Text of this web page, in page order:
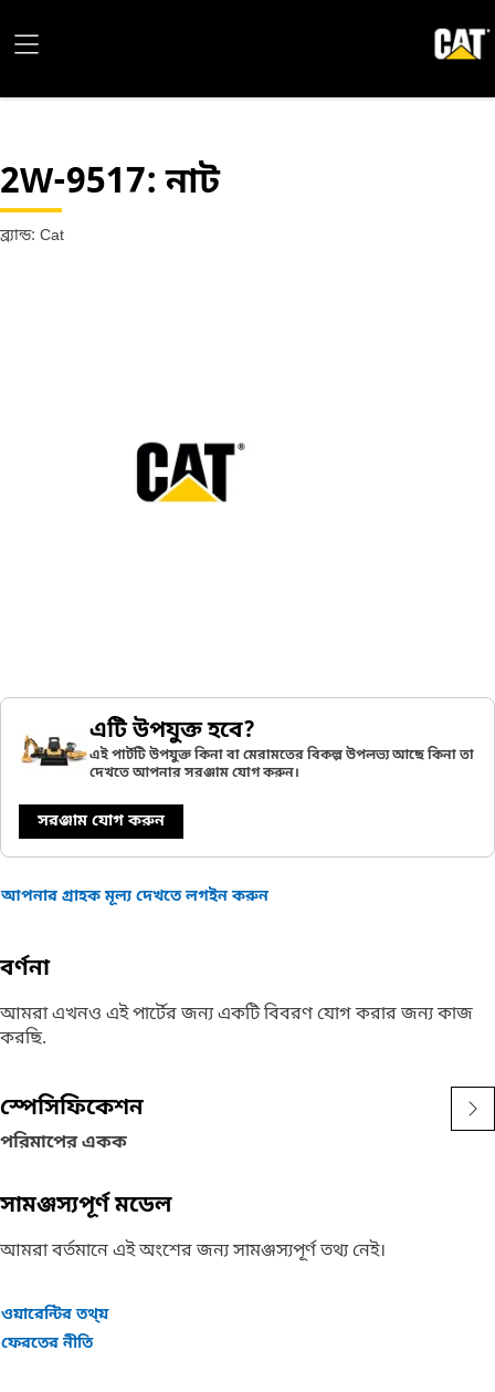
2W-9517: নাট
ব্র্যান্ড: Cat
এটি উপযুক্ত হবে?
এই পার্টটি উপযুক্ত কিনা বা মেরামতের বিকল্প উপলভ্য আছে কিনা তা
দেখতে আপনার সরঞ্জাম যোগ করুন।
সরঞ্জাম যোগ করুন
আপনার গ্রাহক মূল্য দেখতে লগইন করুন
বর্ণনা
আমরা এখনও এই পার্টের জন্য একটি বিবরণ যোগ করার জন্য কাজ
করছি.
স্পেসিফিকেশন
পরিমাপের একক
সামঞ্জস্যপূর্ণ মডেল
আমরা বর্তমানে এই অংশের জন্য সামঞ্জস্যপূর্ণ তথ্য নেই।
ওয়ারেন্টির তথ্য়
ফেরতের নীতি